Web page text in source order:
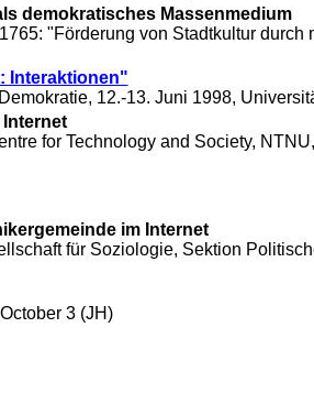
demokratisches Massenmedium
"Förderung von Stadtkultur durch
Interaktionen"
12.-13. Juni 1998,
for Technology and Society, NTNU,
im Internet
für Soziologie, Sektion
3 (JH)